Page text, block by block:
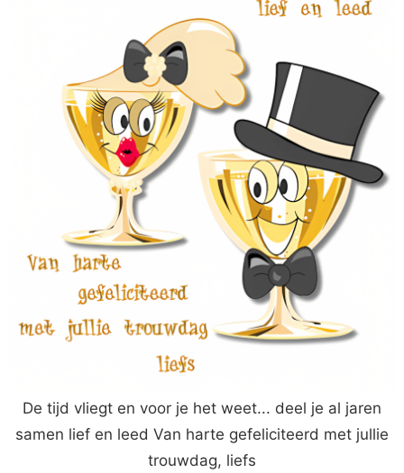
De tijd vliegt en voor je het weet... deel je al jaren
samen lief en leed Van harte gefeliciteerd met jullie
trouwdag, liefs